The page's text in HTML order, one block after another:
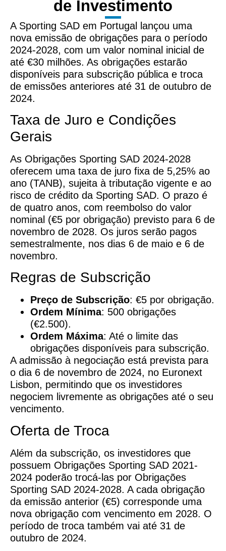
de Investimento
A Sporting SAD em Portugal lançou uma
nova emissão de obrigações para o período
2024-2028, com um valor nominal inicial de
até €30 milhões. As obrigações estarão
disponíveis para subscrição pública e troca
de emissões anteriores até 31 de outubro de
2024.
Taxa de Juro e Condições
Gerais
As Obrigações Sporting SAD 2024-2028
oferecem uma taxa de juro fixa de 5,25% ao
ano (TANB), sujeita à tributação vigente e ao
risco de crédito da Sporting SAD. O prazo é
de quatro anos, com reembolso do valor
nominal (€5 por obrigação) previsto para 6 de
novembro de 2028. Os juros serão pagos
semestralmente, nos dias 6 de maio e 6 de
novembro.
Regras de Subscrição
Preço de Subscrição: €5 por obrigação.
Ordem Mínima: 500 obrigações
(€2.500).
Ordem Máxima: Até o limite das
obrigações disponíveis para subscrição.
A admissão à negociação está prevista para
o dia 6 de novembro de 2024, no Euronext
Lisbon, permitindo que os investidores
negociem livremente as obrigações até o seu
vencimento.
Oferta de Troca
Além da subscrição, os investidores que
possuem Obrigações Sporting SAD 2021-
2024 poderão trocá-las por Obrigações
Sporting SAD 2024-2028. A cada obrigação
da emissão anterior (€5) corresponde uma
nova obrigação com vencimento em 2028. O
período de troca também vai até 31 de
outubro de 2024.